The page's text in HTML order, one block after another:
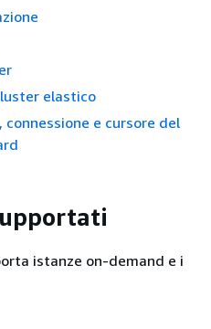
elastico
connessione e cursore del
istanze on-demand e i